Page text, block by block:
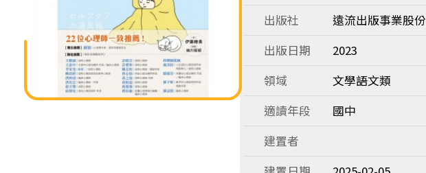
出版社
遠流出版事業股份
出版日期
2023
領域
文學語文類
適讀年段
國中
建置者